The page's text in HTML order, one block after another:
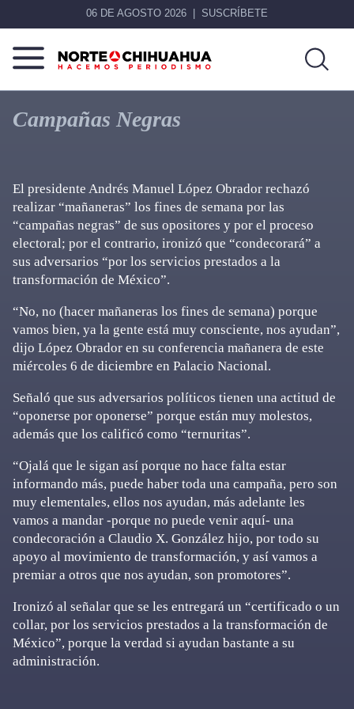
06 DE AGOSTO 2026 SUSCRÍBETE
Norte
Chihuahua
Más
que
noticias,
Campañas Negras
El presidente Andrés Manuel López Obrador rechazó
realizar “mañaneras” los fines de semana por las
“campañas negras” de sus opositores y por el proceso
electoral; por el contrario, ironizó que “condecorará” a
sus adversarios “por los servicios prestados a la
transformación de México”.
“No, no (hacer mañaneras los fines de semana) porque
vamos bien, ya la gente está muy consciente, nos ayudan”,
dijo López Obrador en su conferencia mañanera de este
miércoles 6 de diciembre en Palacio Nacional.
Señaló que sus adversarios políticos tienen una actitud de
“oponerse por oponerse” porque están muy molestos,
además que los calificó como “ternuritas”.
“Ojalá que le sigan así porque no hace falta estar
informando más, puede haber toda una campaña, pero son
muy elementales, ellos nos ayudan, más adelante les
vamos a mandar -porque no puede venir aquí- una
condecoración a Claudio X. González hijo, por todo su
apoyo al movimiento de transformación, y así vamos a
premiar a otros que nos ayudan, son promotores”.
Ironizó al señalar que se les entregará un “certificado o un
collar, por los servicios prestados a la transformación de
México”, porque la verdad si ayudan bastante a su
administración.